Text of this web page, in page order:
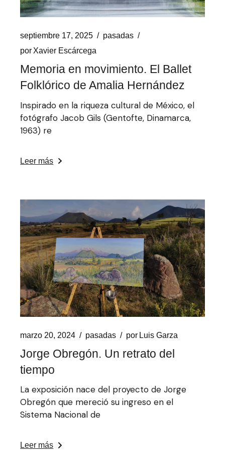
septiembre 17, 2025
pasadas
por Xavier Escárcega
Memoria en movimiento. El Ballet
Folklórico de Amalia Hernández
Inspirado en la riqueza cultural de México, el
fotógrafo Jacob Gils (Gentofte, Dinamarca,
1963) re
Leer más
marzo 20, 2024 pasadas por Luis Garza
Jorge Obregón. Un retrato del
tiempo
La exposición nace del proyecto de Jorge
Obregón que mereció su ingreso en el
Sistema Nacional de
Leer más